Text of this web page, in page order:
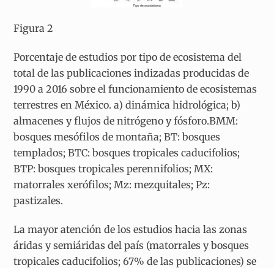
Figura 2
Porcentaje de estudios por tipo de ecosistema del
total de las publicaciones indizadas producidas de
1990 a 2016 sobre el funcionamiento de ecosistemas
terrestres en México. a) dinámica hidrológica; b)
almacenes y flujos de nitrógeno y fósforo.BMM:
bosques mesófilos de montaña; BT: bosques
templados; BTC: bosques tropicales caducifolios;
BTP: bosques tropicales perennifolios; MX:
matorrales xerófilos; Mz: mezquitales; Pz:
pastizales.
La mayor atención de los estudios hacia las zonas
áridas y semiáridas del país (matorrales y bosques
tropicales caducifolios; 67% de las publicaciones) se